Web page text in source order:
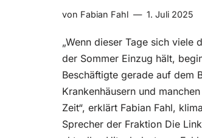
von Fabian Fahl 1. Juli 2025
„Wenn dieser Tage sich viele
der Sommer Einzug hält,
Beschäftigte gerade auf dem
Krankenhäusern und
Zeit“, erklärt Fabian Fahl,
Sprecher der Fraktion Die